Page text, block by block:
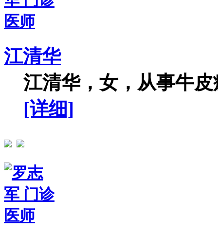
江清华
江清华，女，从事牛
[详细]